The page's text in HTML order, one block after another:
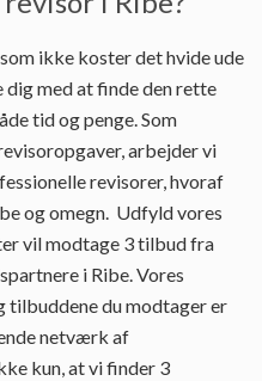
ikke koster det hvide ude
dig med at finde den rette
tid og penge. Som
arbejder vi
revisorer, hvoraf
og omegn. Udfyld vores
vil modtage 3 tilbud fra
i Ribe. Vores
du modtager er
netværk af
kun, at vi finder 3